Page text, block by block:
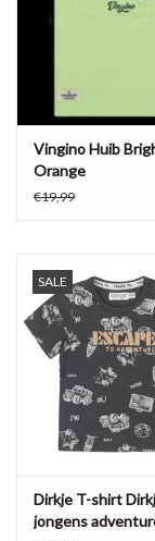
Vingino Huib
Orange
€19,99
SALE
Dirkje T-shirt
jongens